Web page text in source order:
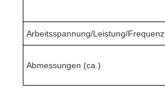
Arbeitsspannung/Leistung/Frequenz
Abmessungen (ca.)